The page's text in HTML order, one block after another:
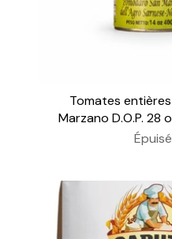
Tomates
Marzano D.O.P. 28
Épuisé